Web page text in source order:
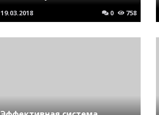
19.03.2018 0 758